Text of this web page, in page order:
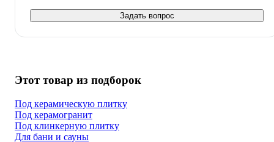
Задать вопрос
Этот товар из подборок
Под керамическую плитку
Под керамогранит
Под клинкерную плитку
Для бани и сауны